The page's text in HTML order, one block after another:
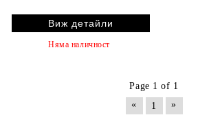
Виж детайли
Няма наличност
Page 1 of 1
«
1 »